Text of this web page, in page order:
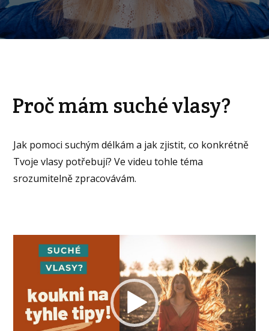
Proč mám suché vlasy?
Jak pomoci suchým délkám a jak zjistit, co konkrétně
Tvoje vlasy potřebují? Ve videu tohle téma
srozumitelně zpracovávám.
přehrávač